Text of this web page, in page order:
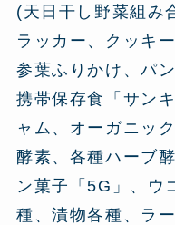
(天日干し野菜組み
ラッカー、クッキ
参葉ふりかけ、パ
携帯保存食「サン
ャム、オーガニッ
酵素、各種ハーブ
ン菓子「5G」、ウ
種、漬物各種、ラ